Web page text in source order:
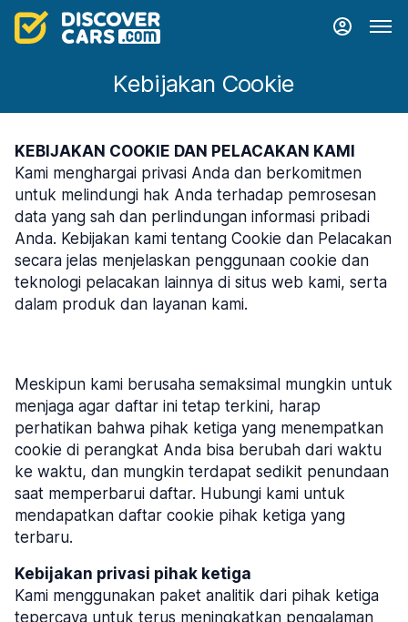
Kebijakan Cookie
KEBIJAKAN COOKIE DAN PELACAKAN KAMI
Kami menghargai privasi Anda dan berkomitmen
untuk melindungi hak Anda terhadap pemrosesan
data yang sah dan perlindungan informasi pribadi
Anda. Kebijakan kami tentang Cookie dan Pelacakan
secara jelas menjelaskan penggunaan cookie dan
teknologi pelacakan lainnya di situs web kami, serta
dalam produk dan layanan kami.
Meskipun kami berusaha semaksimal mungkin untuk
menjaga agar daftar ini tetap terkini, harap
perhatikan bahwa pihak ketiga yang menempatkan
cookie di perangkat Anda bisa berubah dari waktu
ke waktu, dan mungkin terdapat sedikit penundaan
saat memperbarui daftar. Hubungi kami untuk
mendapatkan daftar cookie pihak ketiga yang
terbaru.
Kebijakan privasi pihak ketiga
Kami menggunakan paket analitik dari pihak ketiga
tepercaya untuk terus meningkatkan pengalaman